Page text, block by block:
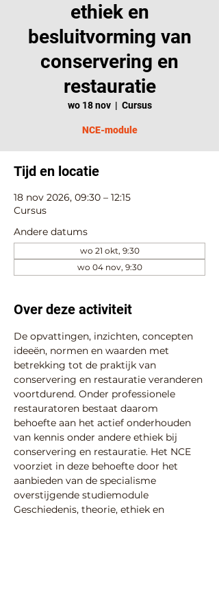
ethiek en
besluitvorming van
conservering en
restauratie
wo 18 nov
  |
Cursus
NCE-module
Tijd en locatie
18 nov 2026, 09:30 – 12:15
Cursus
Andere datums
wo 21 okt, 9:30
wo 04 nov, 9:30
Over deze activiteit
De opvattingen, inzichten, concepten
ideeën, normen en waarden met
betrekking tot de praktijk van
conservering en restauratie veranderen
voortdurend. Onder professionele
restauratoren bestaat daarom
behoefte aan het actief onderhouden
van kennis onder andere ethiek bij
conservering en restauratie. Het NCE
voorziet in deze behoefte door het
aanbieden van de specialisme
overstijgende studiemodule
Geschiedenis, theorie, ethiek en